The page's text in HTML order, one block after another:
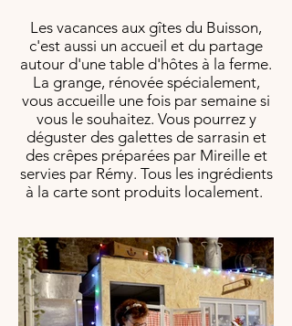
Les vacances aux gîtes du Buisson,
c'est aussi un accueil et du partage
autour d'une table d'hôtes à la ferme.
La grange, rénovée spécialement,
vous accueille une fois par semaine si
vous le souhaitez. Vous pourrez y
déguster des galettes de sarrasin et
des crêpes préparées par Mireille et
servies par Rémy. Tous les ingrédients
à la carte sont produits localement.